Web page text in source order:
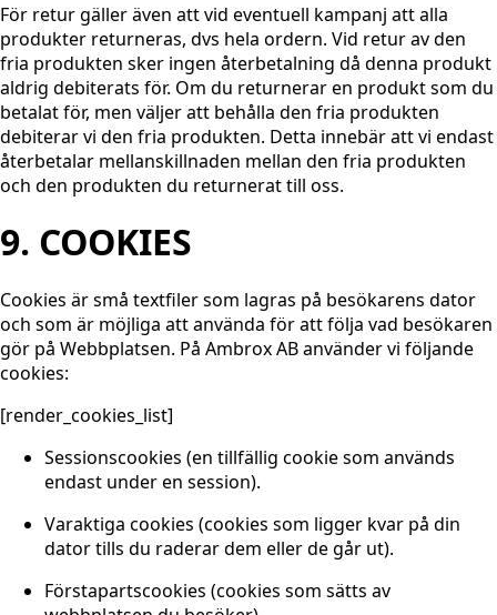
För retur gäller även att vid eventuell kampanj att alla
produkter returneras, dvs hela ordern. Vid retur av den
fria produkten sker ingen återbetalning då denna produkt
aldrig debiterats för. Om du returnerar en produkt som du
betalat för, men väljer att behålla den fria produkten
debiterar vi den fria produkten. Detta innebär att vi endast
återbetalar mellanskillnaden mellan den fria produkten
och den produkten du returnerat till oss.
9. COOKIES
Cookies är små textfiler som lagras på besökarens dator
och som är möjliga att använda för att följa vad besökaren
gör på Webbplatsen. På Ambrox AB använder vi följande
cookies:
[render_cookies_list]
Sessionscookies (en tillfällig cookie som används
endast under en session).
Varaktiga cookies (cookies som ligger kvar på din
dator tills du raderar dem eller de går ut).
Förstapartscookies (cookies som sätts av